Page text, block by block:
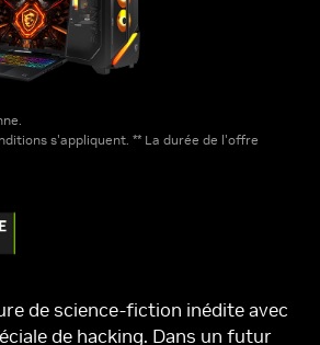
s'appliquent. ** La durée de l'offre
de science-fiction inédite avec
de hacking. Dans un futur